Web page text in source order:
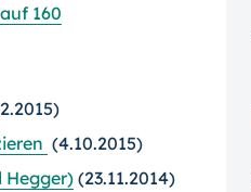
160
(4.10.2015)
Hegger) (23.11.2014)